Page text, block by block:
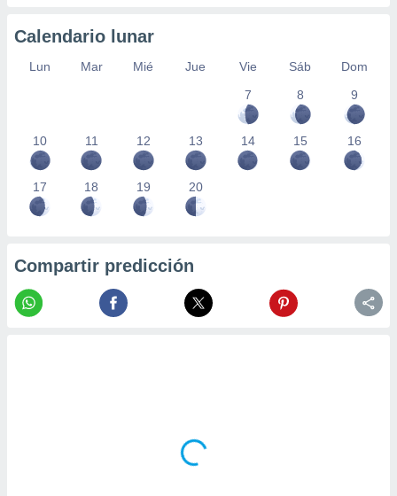
Calendario lunar
Lun Mar Mié Jue Vie Sáb
Dom
7
8 9
10 11 12 13 14 15 16
17 18 19 20
Compartir predicción